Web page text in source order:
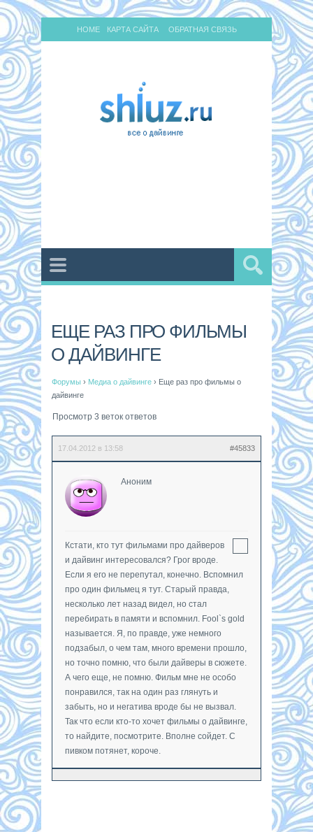
HOME КАРТА САЙТА ОБРАТНАЯ СВЯЗЬ
ЕЩЕ РАЗ ПРО ФИЛЬМЫ
О ДАЙВИНГЕ
Форумы › Медиа о дайвинге › Еще раз про фильмы о
дайвинге
Просмотр 3 веток ответов
17.04.2012 в 13:58 #45833
Аноним
Кстати, кто тут фильмами про дайверов
и дайвинг интересовался? Грог вроде.
Если я его не перепутал, конечно. Вспомнил
про один фильмец я тут. Старый правда,
несколько лет назад видел, но стал
перебирать в памяти и вспомнил. Fool`s gold
называется. Я, по правде, уже немного
подзабыл, о чем там, много времени прошло,
но точно помню, что были дайверы в сюжете.
А чего еще, не помню. Фильм мне не особо
понравился, так на один раз глянуть и
забыть, но и негатива вроде бы не вызвал.
Так что если кто-то хочет фильмы о дайвинге,
то найдите, посмотрите. Вполне сойдет. С
пивком потянет, короче.